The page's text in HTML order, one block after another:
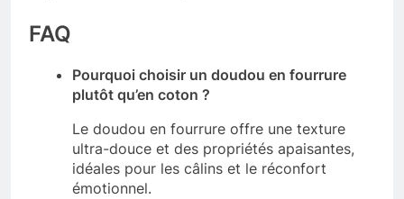
FAQ
Pourquoi choisir un doudou en fourrure
plutôt qu’en coton ?
Le doudou en fourrure offre une texture
ultra-douce et des propriétés apaisantes,
idéales pour les câlins et le réconfort
émotionnel.